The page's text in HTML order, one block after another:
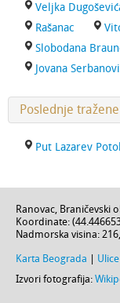
Veljka
Rašanac
Slobodana
Jovana
Poslednje
Put Lazarev
Ranovac, Braničevski
Koordinate: (
Nadmorska visina:
Karta Beograda
Izvori fotografija: